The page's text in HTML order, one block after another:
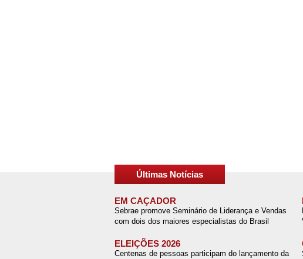
Últimas Notícias
EM CAÇADOR
Sebrae promove Seminário de Liderança e Vendas
com dois dos maiores especialistas do Brasil
ELEIÇÕES 2026
Centenas de pessoas participam do lançamento da